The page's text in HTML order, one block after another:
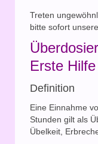
Treten
bitte sofort
Erste Hilfe
Definition
Eine Einnahme
Stunden gilt als
Übelkeit,